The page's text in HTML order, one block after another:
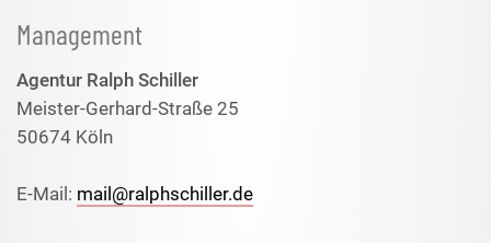
Management
Agentur Ralph Schiller
Meister-Gerhard-Straße 25
50674 Köln
E-Mail: mail@ralphschiller.de